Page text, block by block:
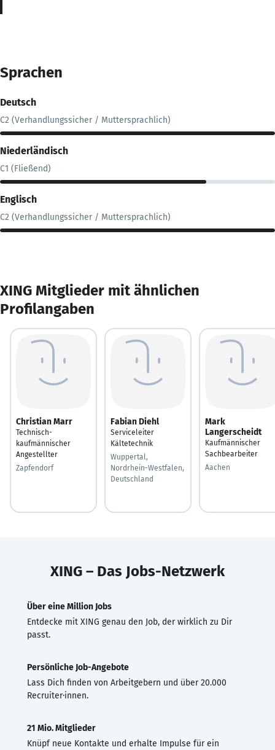
Sprachen
Deutsch
C2 (Verhandlungssicher / Muttersprachlich)
Niederländisch
C1 (Fließend)
Englisch
C2 (Verhandlungssicher / Muttersprachlich)
XING Mitglieder mit ähnlichen
Profilangaben
Christian Marr
Technisch-
kaufmännischer
Angestellter
Zapfendorf
Fabian Diehl
Serviceleiter
Kältetechnik
Wuppertal,
Nordrhein-Westfalen,
Deutschland
Mark
Langerscheidt
Kaufmännischer
Sachbearbeiter
Aachen
XING – Das Jobs-Netzwerk
Über eine Million Jobs
Entdecke mit XING genau den Job, der wirklich zu Dir
passt.
Persönliche Job-Angebote
Lass Dich finden von Arbeitgebern und über 20.000
Recruiter·innen.
21 Mio. Mitglieder
Knüpf neue Kontakte und erhalte Impulse für ein